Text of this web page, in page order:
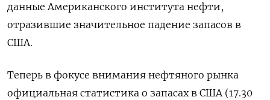
данные Американского института нефти,
отразившие значительное падение запасов в
США.
Теперь в фокусе внимания нефтяного рынка
официальная статистика о запасах в США (17.30